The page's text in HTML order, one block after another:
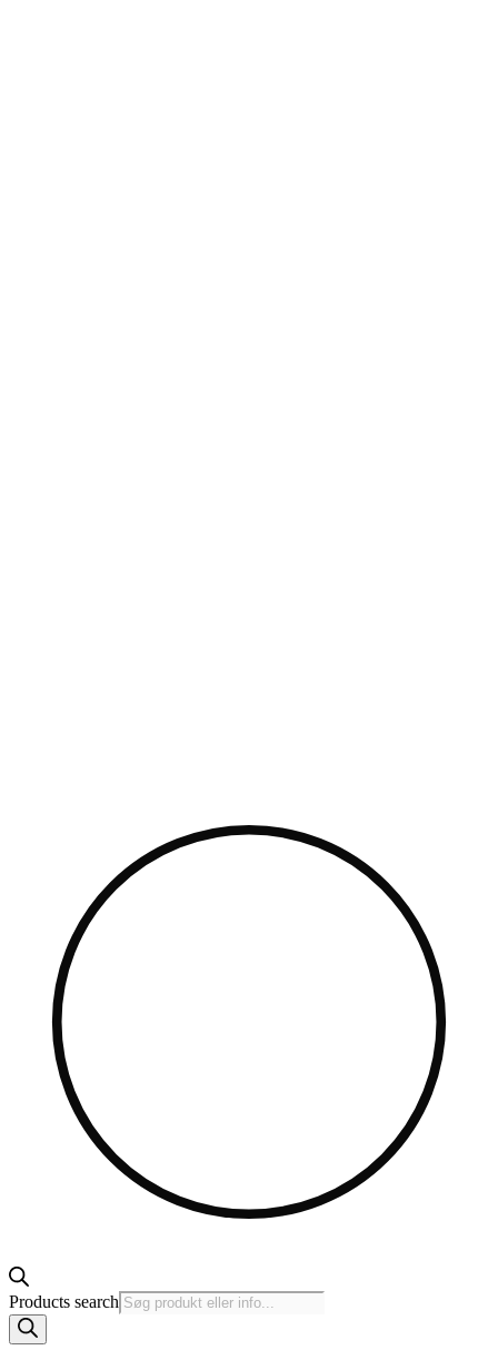
Products search